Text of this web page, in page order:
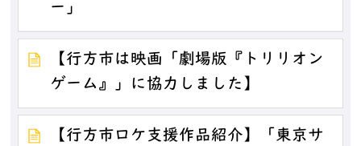
ー」
【行方市は映画「劇場版『トリリオン
ゲーム』」に協力しました】
【行方市ロケ支援作品紹介】「東京サ